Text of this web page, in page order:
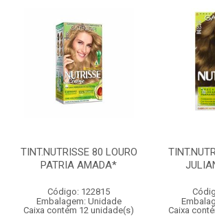
TINT.NUTRISSE 80 LOURO
PATRIA AMADA*
Código: 122815
Embalagem: Unidade
Caixa contém 12 unidade(s)
Caixa